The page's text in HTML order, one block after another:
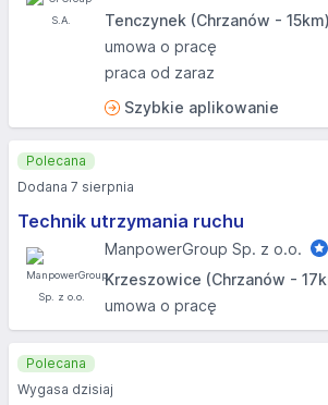
Tenczynek (Chrzanów - 15km)
umowa o pracę
praca od zaraz
Szybkie aplikowanie
Technik utrzymania ruchu
ManpowerGroup Sp. z o.o.
Krzeszowice (Chrzanów -
umowa o pracę
Polecana
Dodana 7 sierpnia
Polecana
Wygasa dzisiaj